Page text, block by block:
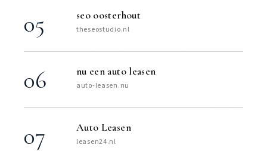
05 seo oosterhout
theseostudio.nl
06 nu een auto leasen
auto-leasen.nu
07 Auto Leasen
leasen24.nl